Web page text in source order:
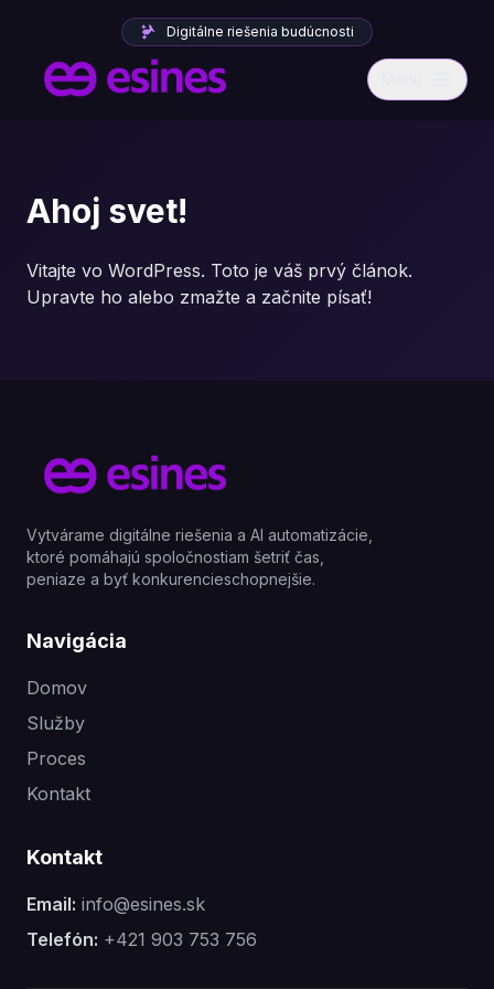
Digitálne riešenia budúcnosti
Ahoj svet!
Vitajte vo WordPress. Toto je váš prvý článok.
Upravte ho alebo zmažte a začnite písať!
Vytvárame digitálne riešenia a AI automatizácie,
ktoré pomáhajú spoločnostiam šetriť čas,
peniaze a byť konkurencieschopnejšie.
Navigácia
Domov
Služby
Proces
Kontakt
Kontakt
Email: info@esines.sk
Telefón: +421 903 753 756